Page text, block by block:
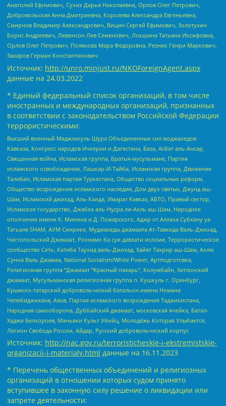
Анатолий Ефимович, Сухих Дарья Николаевна, Орлов Олег Петрович,
Добровольская Анна Дмитриевна, Королева Александра Евгеньевна,
Смирнов Владимир Александрович, Вицин Сергей Ефимович, Золотухин
Борис Андреевич, Левинсон Лев Семенович, Локшина Татьяна Иосифовна,
Орлов Олег Петрович, Полякова Мара Федоровна, Резник Генри Маркович,
Захаров Герман Константинович
Источник: http://unro.minjust.ru/NKOForeignAgent.aspx
данные на 24.03.2022
* Единый федеральный список организаций, в том числе
иностранных и международных организаций, признанных
в соответствии с законодательством Российской Федерации
террористическими:
Высший военный Маджлисуль Шура Объединенных сил моджахедов
Кавказа, Конгресс народов Ичкерии и Дагестана, База, Асбат аль-Ансар,
Священная война, Исламская группа, Братья-мусульмане, Партия
исламского освобождения, Лашкар-И-Тайба, Исламская группа, Движение
Талибан, Исламская партия Туркестана, Общество социальных реформ,
Общество возрождения исламского наследия, Дом двух святых, Джунд аш-
Шам, Исламский джихад, Аль-Каида, Имарат Кавказ, АБТО, Правый сектор,
Исламское государство, Джабха аль-Нусра ли-Ахль аш-Шам, Народное
ополчение имени К. Минина и Д. Пожарского, Аджр от Аллаха Субхану уа
Тагьаля SHAM, АУМ Синрике, Муджахеды джамаата Ат-Тавхида Валь-Джихад,
Чистопольский Джамаат, Рохнамо ба суи давлати исломи, Террористическое
сообщество Сеть, Катиба Таухид валь-Джихад, Хайят Тахрир аш-Шам, Ахлю
Сунна Валь Джамаа, National Socialism/White Power, Артподготовка,
Религиозная группа “Джамаат “Красный пахарь”, Колумбайн, Хатлонский
джамаат, Мусульманская религиозная группа п. Кушкуль г. Оренбург,
Крымско-татарский добровольческий батальон имени Номана
Челебиджихана, Азов, Партия исламского возрождения Таджикистана,
Народная самооборона, Дуббайский джамаат, московская ячейка, Батал-
Хаджи Белхороев, Маньяки Культ Убийц, Молодёжь Которая Улыбается,
Легион Свобода России, Айдар, Русский добровольческий корпус
Источник: http://nac.gov.ru/terroristicheskie-i-ekstremistskie-
organizacii-i-materialy.html данные на 16.11.2023
* Перечень общественных объединений и религиозных
организаций в отношении которых судом принято
вступившее в законную силу решение о ликвидации или
запрете деятельности: